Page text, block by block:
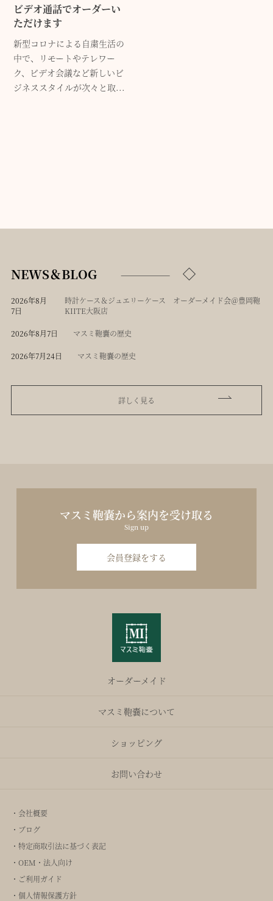
ビデオ通話でオーダーい
ただけます
新型コロナによる自粛生活の
中で、リモートやテレワー
ク、ビデオ会議など新しいビ
ジネススタイルが次々と取...
NEWS＆BLOG
2026年8月
7日
時計ケース＆ジュエリーケース オーダーメイド会＠豊岡鞄
KIITE大阪店
2026年8月7日 マスミ鞄嚢の歴史
2026年7月24日 マスミ鞄嚢の歴史
詳しく見る
マスミ鞄嚢から案内を受け取る
Sign up
会員登録をする
オーダーメイド
マスミ鞄嚢について
ショッピング
お問い合わせ
・会社概要
・ブログ
・特定商取引法に基づく表記
・OEM・法人向け
・ご利用ガイド
・個人情報保護方針